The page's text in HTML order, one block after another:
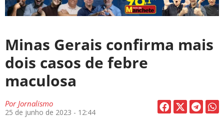
Minas Gerais confirma mais
dois casos de febre
maculosa
PorJornalismo
25 de junho de 2023 - 12:44